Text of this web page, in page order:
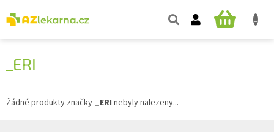
na
obsah
NÁKUPNÍ
_ERI
Žádné produkty značky _ERI nebyly nalezeny...